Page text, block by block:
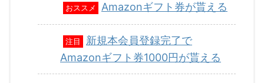
おススメ Amazonギフト券が貰える
注目
新規本会員登録完了で
Amazonギフト券1000円が貰える